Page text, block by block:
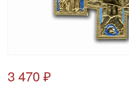
3 470 ₽